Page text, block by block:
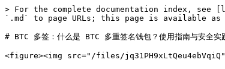
> For the complete documentation index,
`.md` to page URLs; this page is available
# BTC 多签：什么是 BTC 多重签名钱包？使用指南与安全实
<figure><img src="/files/